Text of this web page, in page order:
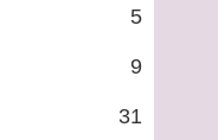
5
9
31